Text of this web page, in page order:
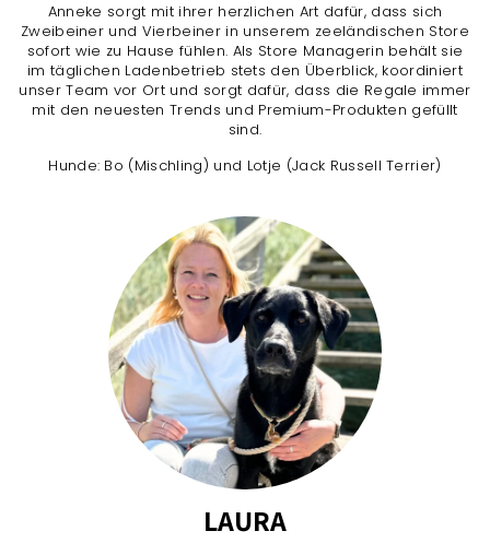
Anneke sorgt mit ihrer herzlichen Art dafür, dass sich
Zweibeiner und Vierbeiner in unserem zeeländischen Store
sofort wie zu Hause fühlen. Als Store Managerin behält sie
im täglichen Ladenbetrieb stets den Überblick, koordiniert
unser Team vor Ort und sorgt dafür, dass die Regale immer
mit den neuesten Trends und Premium-Produkten gefüllt
sind.
Hunde: Bo (Mischling) und Lotje (Jack Russell Terrier)
LAURA